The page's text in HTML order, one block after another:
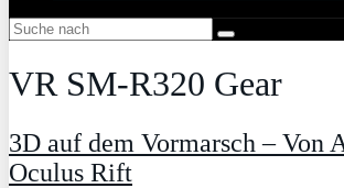
VR SM-R320 Gear
3D auf dem Vormarsch – Von
Oculus Rift